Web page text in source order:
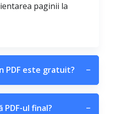
paginii la
PDF este gratuit? −
ul final? −